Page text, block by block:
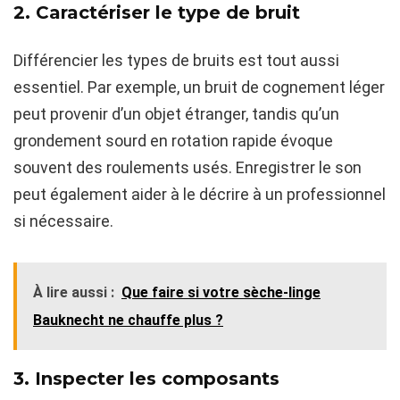
2. Caractériser le type de bruit
Différencier les types de bruits est tout aussi
essentiel. Par exemple, un bruit de cognement léger
peut provenir d’un objet étranger, tandis qu’un
grondement sourd en rotation rapide évoque
souvent des roulements usés. Enregistrer le son
peut également aider à le décrire à un professionnel
si nécessaire.
À lire aussi : Que faire si votre sèche-linge
Bauknecht ne chauffe plus ?
3. Inspecter les composants